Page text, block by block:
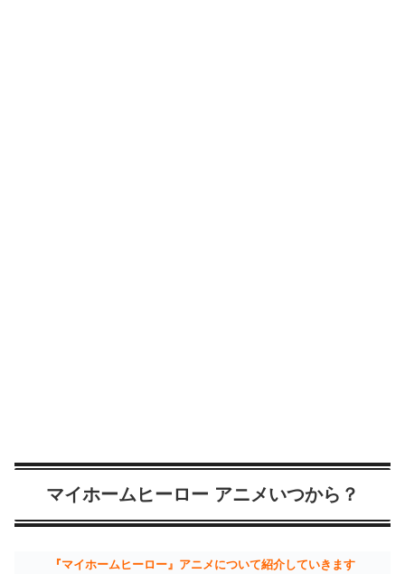
マイホームヒーロー アニメいつから？
『マイホームヒーロー』アニメについて紹介していきます